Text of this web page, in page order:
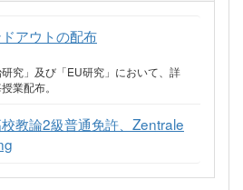
ドアウトの配布
究」及び「EU研究」において、詳
業配布。
校教論2級普通免許、Zentrale